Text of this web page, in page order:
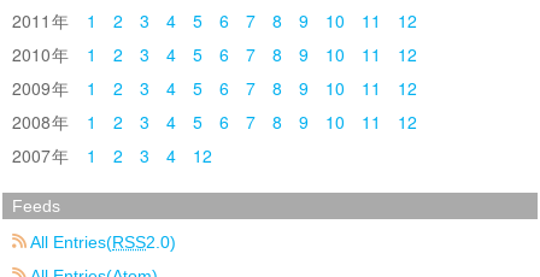
2011
1 2 3 4 5 6 7 8 9 10 11
12
2010
1 2 3 4 5 6 7 8 9 10 11
12
2009
1 2 3 4 5 6 7 8 9 10 11
12
2008
1 2 3 4 5 6 7 8 9 10 11
12
2007
1 2 3 4 12
Feeds
All Entries(RSS2.0)